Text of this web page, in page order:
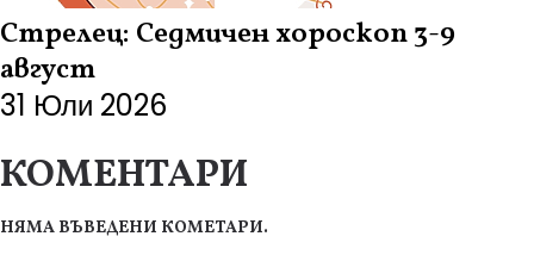
Стрелец: Седмичен хороскоп 3-9
август
31 Юли 2026
КОМЕНТАРИ
НЯМА ВЪВЕДЕНИ КОМЕТАРИ.